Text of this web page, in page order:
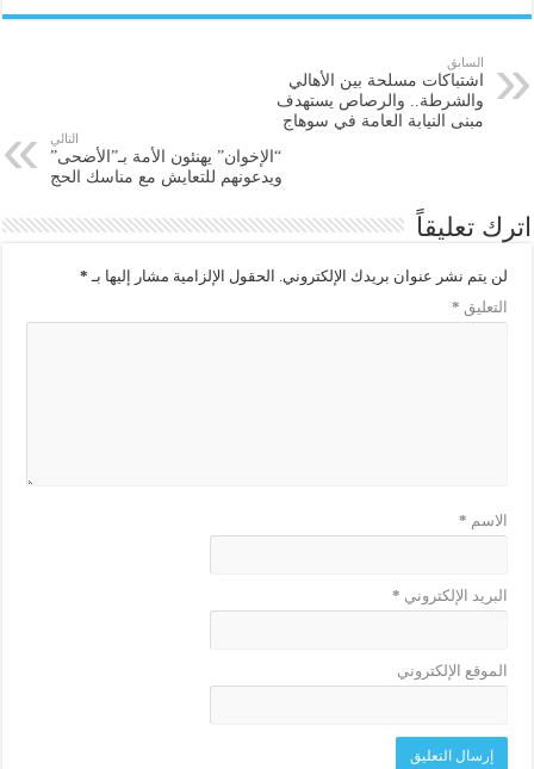
السابق
اشتباكات مسلحة بين الأهالي
والشرطة.. والرصاص يستهدف
مبنى النيابة العامة في سوهاج
التالي
“الإخوان” يهنئون الأمة بـ”الأضحى”
ويدعونهم للتعايش مع مناسك الحج
اترك تعليقاً
لن يتم نشر عنوان بريدك الإلكتروني. الحقول الإلزامية مشار إليها بـ *
التعليق *
الاسم *
البريد الإلكتروني *
الموقع الإلكتروني